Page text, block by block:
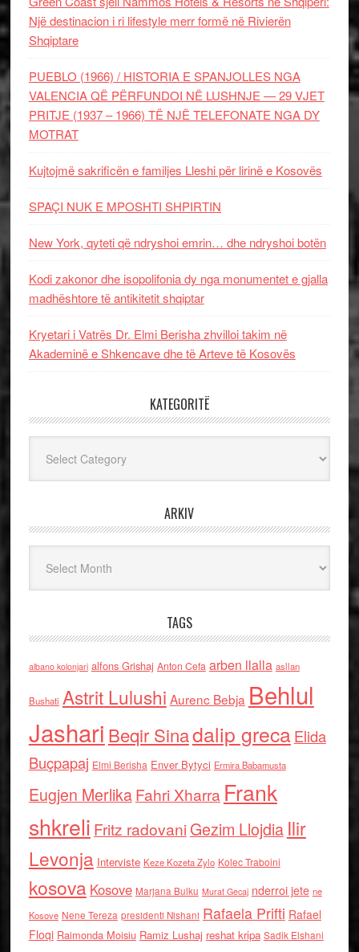
Një destinacion i ri lifestyle merr formë në Rivierën
Shqiptare
PUEBLO (1966) / HISTORIA E SPANJOLLES NGA
VALENCIA QË PËRFUNDOI NË LUSHNJE — 29 VJET
PRITJE (1937 – 1966) TË NJË TELEFONATE NGA DY
MOTRAT
Kujtojmë sakrificën e familjes Lleshi për lirinë e Kosovës
SPAÇI NUK E MPOSHTI SHPIRTIN
New York, qyteti që ndryshoi emrin… dhe ndryshoi botën
Kodi zakonor dhe isopolifonia dy nga monumentet e gjalla
madhështore të antikitetit shqiptar
Kryetari i Vatrës Dr. Elmi Berisha zhvilloi takim në
Akademinë e Shkencave dhe të Arteve të Kosovës
KATEGORITË
ARKIV
TAGS
albano kolonjari alfons Grishaj Anton Cefa arben llalla asllan
Bushati Astrit Lulushi Aurenc Bebja Behlul
Jashari Beqir Sinadalip grecaElida
Buçpapaj Elmi Berisha Enver Bytyci Ermira Babamusta
Eugjen MerlikaFahri Xharra Frank
shkreli Fritz radovaniGezim Llojdia Ilir
Levonja Interviste Keze Kozeta Zylo Kolec Traboini
kosova Kosove Marjana Bulku Murat Gecaj nderroi jete ne
Kosove Nene Tereza presidenti Nishani Rafaela Prifti Rafael
Floqi Raimonda Moisiu Ramiz Lushaj reshat kripa Sadik Elshani